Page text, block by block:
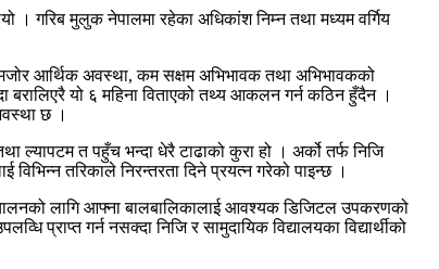
। गरिब मुलुक नेपालमा रहेका अधिकांश निम्न तथा मध्यम वर्गिय
आर्थिक अवस्था, कम सक्षम अभिभावक तथा अभिभावकको
बरालिएरै यो ६ महिना विताएको तथ्य आकलन गर्न कठिन हुँदैन ।
छ ।
ल्यापटम त पहुँच भन्दा धेरै टाढाको कुरा हो । अर्को तर्फ निजि
तरिकाले निरन्तरता दिने प्रयत्न गरेको पाइन्छ ।
लागि आफ्ना बालबालिकालाई आवश्यक डिजिटल उपकरणको
प्राप्त गर्न नसक्दा निजि र सामुदायिक विद्यालयका विद्यार्थीको